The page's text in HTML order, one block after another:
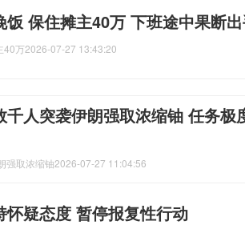
饭 保住摊主40万 下班途中果断
40万2026-07-27 13:43:20
千人突袭伊朗强取浓缩铀 任务极
强取浓缩铀2026-07-27 11:04:56
怀疑态度 暂停报复性行动